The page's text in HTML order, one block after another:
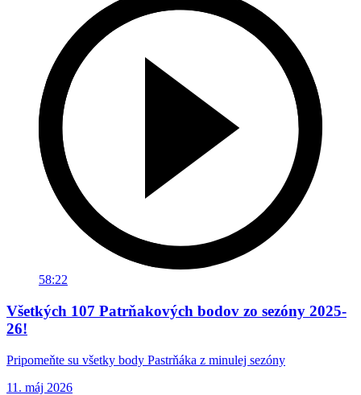
58:22
Všetkých 107 Patrňakových bodov zo sezóny 2025-
26!
Pripomeňte su všetky body Pastrňáka z minulej sezóny
11. máj 2026